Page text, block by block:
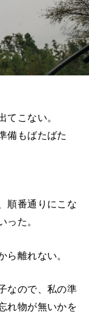
てこない。
備もばたばた
順番通りにこな
った。
ら離れない。
なので、私の準
れ物が無いかを